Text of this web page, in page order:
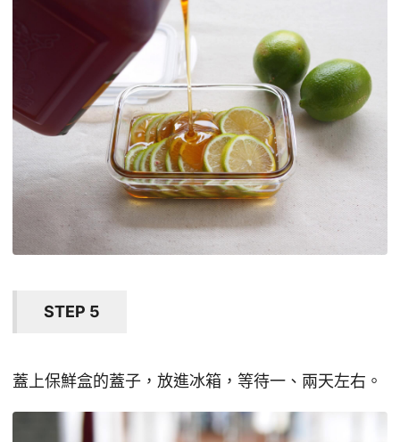
STEP 5
蓋上保鮮盒的蓋子，放進冰箱，等待一、兩天左右。